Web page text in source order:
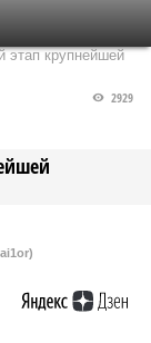
этап крупнейшей
2929